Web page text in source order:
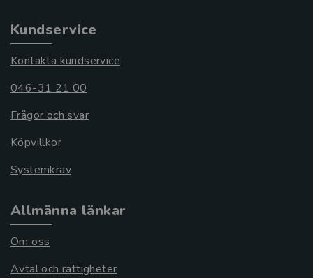
Kundservice
Kontakta kundservice
046-31 21 00
Frågor och svar
Köpvillkor
Systemkrav
Allmänna länkar
Om oss
Avtal och rättigheter